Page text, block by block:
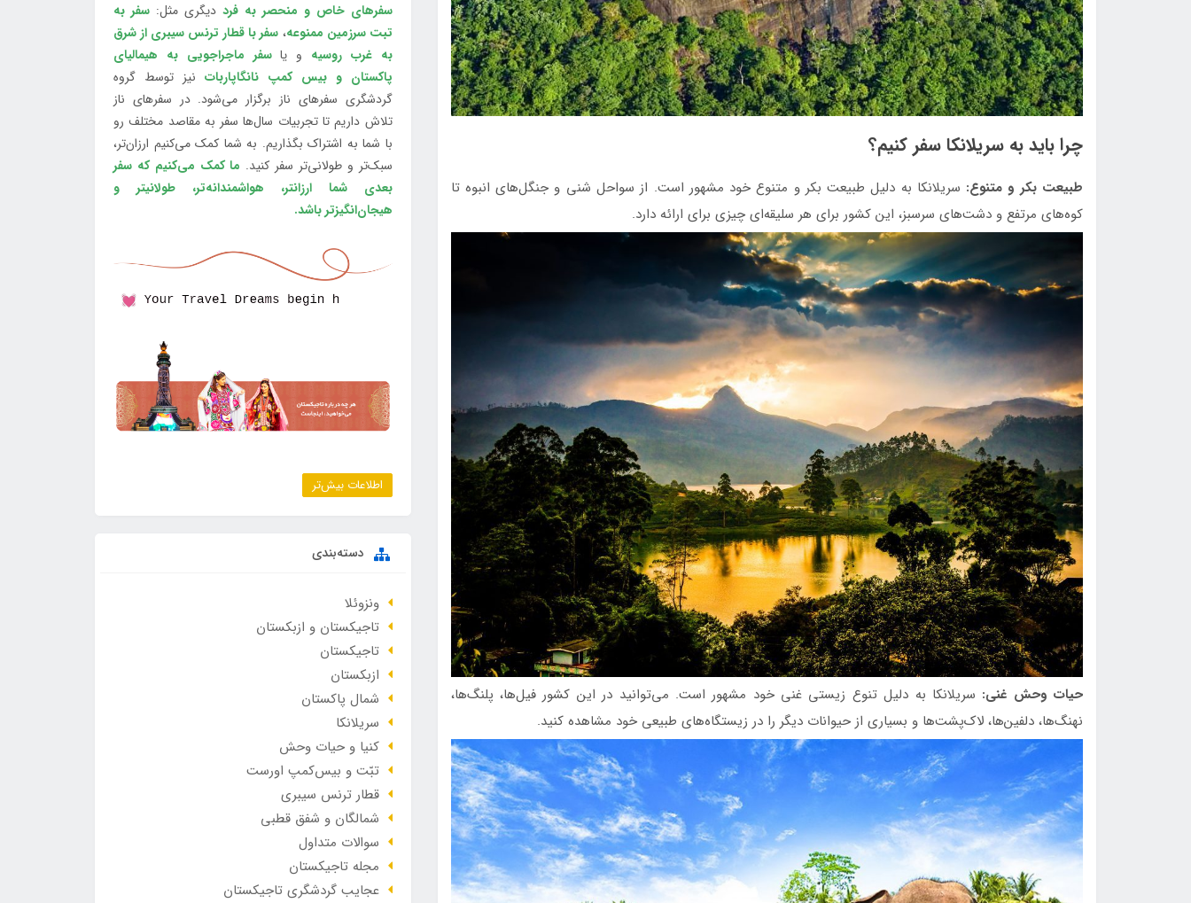
چرا باید به سریلانکا سفر کنیم؟
طبیعت بکر و متنوع: سریلانکا به دلیل طبیعت بکر و متنوع خود مشهور است. از سواحل شنی و جنگل‌های انبوه تا
کوه‌های مرتفع و دشت‌های سرسبز، این کشور برای هر سلیقه‌ای چیزی برای ارائه دارد.
حیات وحش غنی: سریلانکا به دلیل تنوع زیستی غنی خود مشهور است. می‌توانید در این کشور فیل‌ها، پلنگ‌ها،
نهنگ‌ها، دلفین‌ها، لاک‌پشت‌ها و بسیاری از حیوانات دیگر را در زیستگاه‌های طبیعی خود مشاهده کنید.
سفرهای خاص و منحصر به فرددیگری مثل:سفر به
تبت سرزمین ممنوعه، سفر با قطار ترنس سیبری از شرق
به غرب روسیه و یاسفر ماجراجویی به هیمالیای
پاکستان و بیس کمپ نانگاپاربات نیز توسط گروه
گردشگری سفرهای ناز برگزار می‌شود. در سفرهای ناز
تلاش داریم تا تجربیات سال‌ها سفر به مقاصد مختلف رو
با شما به اشتراک بگذاریم. به شما کمک می‌کنیم ارزان‌تر،
سبک‌تر و طولانی‌تر سفر کنید. ما کمک می‌کنیم که سفر
بعدی شما ارزانتر، هواشمندانه‌تر، طولانی‎تر و
هیجان‌انگیزتر باشد.
اطلاعات بیش‌تر
دسته‌بندی
ونزوئلا
تاجیکستان و ازبکستان
تاجیکستان
ازبکستان
شمال پاکستان
سریلانکا
کنیا و حیات وحش
تبّت و بیس‌کمپ اورست
قطار ترنس سیبری
شمالگان و شفق قطبی
سوالات متداول
مجله تاجیکستان
عجایب گردشگری تاجیکستان